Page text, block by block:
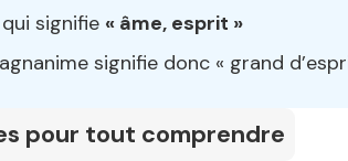
qui signifie « âme, esprit »
signifie donc « grand
pour tout comprendre